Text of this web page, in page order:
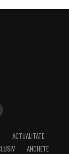
ACTUALITATE
ANCHETE